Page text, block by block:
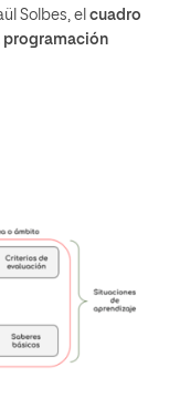
Solbes, el cuadro
programación